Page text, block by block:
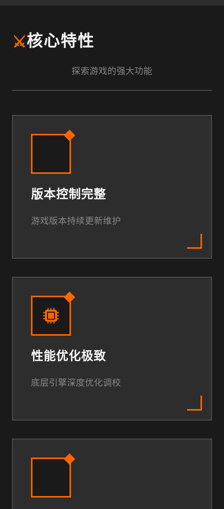
⚔️核心特性
探索游戏的强大功能
版本控制完整
游戏版本持续更新维护
性能优化极致
底层引擎深度优化调校